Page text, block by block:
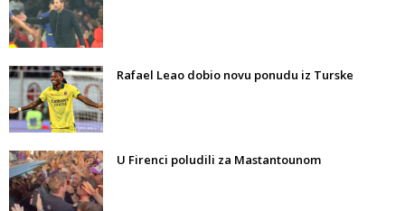
Rafael Leao dobio novu ponudu iz Turske
U Firenci poludili za Mastantounom